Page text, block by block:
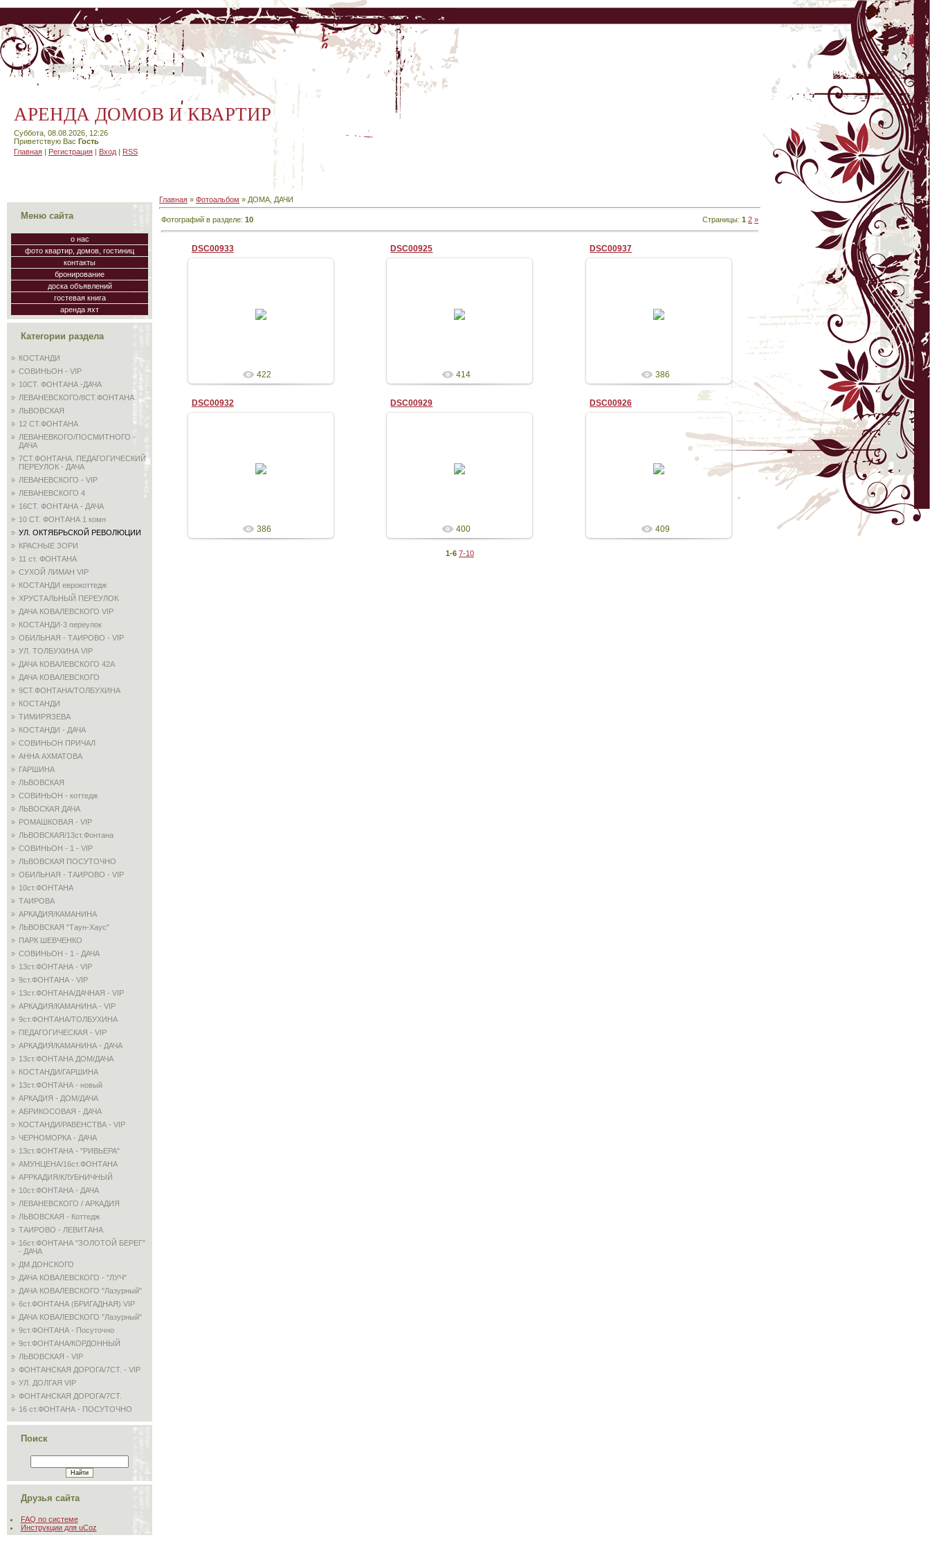
АРЕНДА ДОМОВ И КВАРТИР
Суббота, 08.08.2026, 12:26
Приветствую Вас Гость
Главная | Регистрация | Вход | RSS
Меню сайта
о нас
фото квартир, домов, гостиниц
контакты
бронирование
доска объявлений
гостевая книга
аренда яхт
Категории раздела
КОСТАНДИ
СОВИНЬОН - VIP
10СТ. ФОНТАНА -ДАЧА
ЛЕВАНЕВСКОГО/8СТ.ФОНТАНА
ЛЬВОВСКАЯ
12 СТ.ФОНТАНА
ЛЕВАНЕВКОГО/ПОСМИТНОГО -
ДАЧА
7СТ.ФОНТАНА. ПЕДАГОГИЧЕСКИЙ
ПЕРЕУЛОК - ДАЧА
ЛЕВАНЕВСКОГО - VIP
ЛЕВАНЕВСКОГО 4
16СТ. ФОНТАНА - ДАЧА
10 СТ. ФОНТАНА 1 комн
УЛ. ОКТЯБРЬСКОЙ РЕВОЛЮЦИИ
КРАСНЫЕ ЗОРИ
11 ст. ФОНТАНА
СУХОЙ ЛИМАН VIP
КОСТАНДИ еврокоттедж
ХРУСТАЛЬНЫЙ ПЕРЕУЛОК
ДАЧА КОВАЛЕВСКОГО VIP
КОСТАНДИ-3 переулок
ОБИЛЬНАЯ - ТАИРОВО - VIP
УЛ. ТОЛБУХИНА VIP
ДАЧА КОВАЛЕВСКОГО 42А
ДАЧА КОВАЛЕВСКОГО
9СТ.ФОНТАНА/ТОЛБУХИНА
КОСТАНДИ
ТИМИРЯЗЕВА
КОСТАНДИ - ДАЧА
СОВИНЬОН ПРИЧАЛ
АННА АХМАТОВА
ГАРШИНА
ЛЬВОВСКАЯ
СОВИНЬОН - коттедж
ЛЬВОСКАЯ ДАЧА
РОМАШКОВАЯ - VIP
ЛЬВОВСКАЯ/13ст.Фонтана
СОВИНЬОН - 1 - VIP
ЛЬВОВСКАЯ ПОСУТОЧНО
ОБИЛЬНАЯ - ТАИРОВО - VIP
10ст.ФОНТАНА
ТАИРОВА
АРКАДИЯ/КАМАНИНА
ЛЬВОВСКАЯ "Таун-Хаус"
ПАРК ШЕВЧЕНКО
СОВИНЬОН - 1 - ДАЧА
13ст.ФОНТАНА - VIP
9ст.ФОНТАНА - VIP
13ст.ФОНТАНА/ДАЧНАЯ - VIP
АРКАДИЯ/КАМАНИНА - VIP
9ст.ФОНТАНА/ТОЛБУХИНА
ПЕДАГОГИЧЕСКАЯ - VIP
АРКАДИЯ/КАМАНИНА - ДАЧА
13ст.ФОНТАНА ДОМ/ДАЧА
КОСТАНДИ/ГАРШИНА
13ст.ФОНТАНА - новый
АРКАДИЯ - ДОМ/ДАЧА
АБРИКОСОВАЯ - ДАЧА
КОСТАНДИ/РАВЕНСТВА - VIP
ЧЕРНОМОРКА - ДАЧА
13ст.ФОНТАНА - "РИВЬЕРА"
АМУНЦЕНА/16ст.ФОНТАНА
АРРКАДИЯ/КЛУБНИЧНЫЙ
10ст.ФОНТАНА - ДАЧА
ЛЕВАНЕВСКОГО / АРКАДИЯ
ЛЬВОВСКАЯ - Коттедж
ТАИРОВО - ЛЕВИТАНА
16ст.ФОНТАНА "ЗОЛОТОЙ БЕРЕГ"
- ДАЧА
ДМ.ДОНСКОГО
ДАЧА КОВАЛЕВСКОГО - "ЛУЧ"
ДАЧА КОВАЛЕВСКОГО "Лазурный"
6ст.ФОНТАНА (БРИГАДНАЯ) VIP
ДАЧА КОВАЛЕВСКОГО "Лазурный"
9ст.ФОНТАНА - Посуточно
9ст.ФОНТАНА/КОРДОННЫЙ
ЛЬВОВСКАЯ - VIP
ФОНТАНСКАЯ ДОРОГА/7СТ. - VIP
УЛ. ДОЛГАЯ VIP
ФОНТАНСКАЯ ДОРОГА/7СТ.
16 ст.ФОНТАНА - ПОСУТОЧНО
Поиск
Друзья сайта
FAQ по системе
Инструкции для uCoz
Главная » Фотоальбом » ДОМА, ДАЧИ
Фотографий в разделе: 10 Страницы: 1 2 »
DSC00933
422
DSC00925
414
DSC00937
386
DSC00932
386
DSC00929
400
DSC00926
409
1-6 7-10